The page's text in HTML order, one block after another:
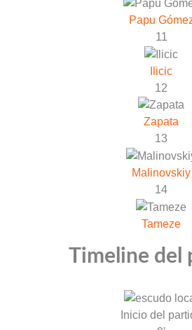
Papu
11
Ilicic
12
Zapata
13
Malinovskiy
14
Tameze
Timeline del
Inicio del